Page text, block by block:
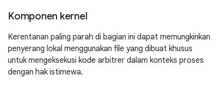
Komponen kernel
Kerentanan paling parah di bagian ini dapat memungkinkan
penyerang lokal menggunakan file yang dibuat khusus
untuk mengeksekusi kode arbitrer dalam konteks proses
dengan hak istimewa.